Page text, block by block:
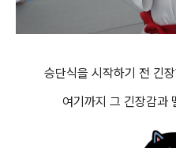
승단식을 시작하기 전 긴
여기까지 그 긴장감과